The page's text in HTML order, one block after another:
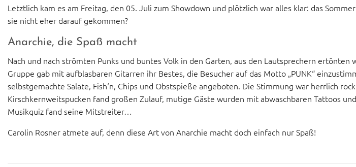
Letztlich kam es am Freitag, den 05. Juli zum Showdown und plötzlich war alles klar: das
sie nicht eher darauf gekommen?
Anarchie, die Spaß macht
Nach und nach strömten Punks und buntes Volk in den Garten, aus den Lautsprechern ertönten
Gruppe gab mit aufblasbaren Gitarren ihr Bestes, die Besucher auf das Motto „PUNK“
selbstgemachte Salate, Fish‘n, Chips und Obstspieße angeboten. Die Stimmung war herrlich
Kirschkernweitspucken fand großen Zulauf, mutige Gäste wurden mit abwaschbaren Tattoos
Musikquiz fand seine Mitstreiter…
Carolin Rosner atmete auf, denn diese Art von Anarchie macht doch einfach nur Spaß!